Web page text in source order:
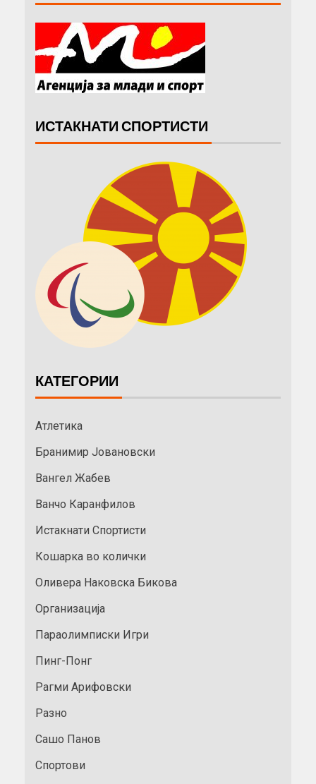
ИСТАКНАТИ СПОРТИСТИ
КАТЕГОРИИ
Атлетика
Бранимир Јовановски
Вангел Жабев
Ванчо Каранфилов
Истакнати Спортисти
Кошарка во колички
Оливера Наковска Бикова
Организација
Параолимписки Игри
Пинг-Понг
Рагми Арифовски
Разно
Сашо Панов
Спортови